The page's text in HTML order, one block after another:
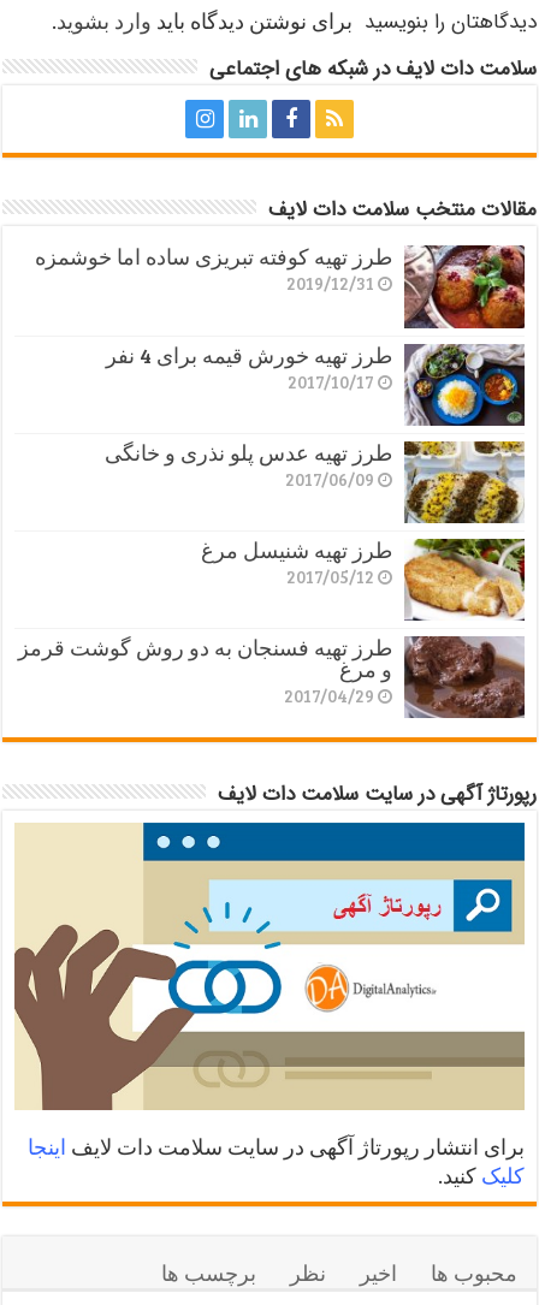
دیدگاهتان را بنویسید برای نوشتن دیدگاه باید وارد بشوید.
سلامت دات لایف در شبکه های اجتماعی
مقالات منتخب سلامت دات لایف
طرز تهیه کوفته تبریزی ساده اما خوشمزه
2019/12/31
طرز تهیه خورش قیمه برای 4 نفر
2017/10/17
طرز تهیه عدس پلو نذری و خانگی
2017/06/09
طرز تهیه شنیسل مرغ
2017/05/12
طرز تهیه فسنجان به دو روش گوشت قرمز
و مرغ
2017/04/29
رپورتاژ آگهی در سایت سلامت دات لایف
برای انتشار رپورتاژ آگهی در سایت سلامت دات لایف اینجا
کلیک کنید.
محبوب ها اخیر نظر
برچسب ها